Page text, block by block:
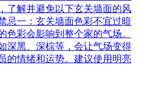
了解并避免以下玄关墙面的风
忌一：玄关墙面色彩不宜过暗
色彩会影响到整个家的气场。
深黑、深棕等，会让气场变得
的情绪和运势。建议使用明亮